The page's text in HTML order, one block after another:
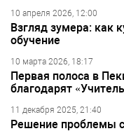
10 апреля 2026, 12:00
Взгляд зумера: как
обучение
10 марта 2026, 18:17
Первая полоса в
благодарят
11 декабря 2025, 21:40
Решение проблемы